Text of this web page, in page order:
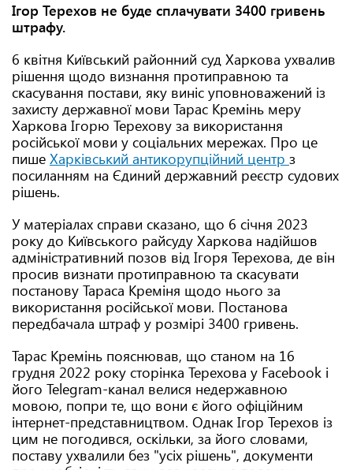
Ігор Терехов не буде сплачувати 3400 гривень
штрафу.
6 квітня Київський районний суд Харкова ухвалив
рішення щодо визнання протиправною та
скасування постави, яку виніс уповноважений із
захисту державної мови Тарас Кремінь меру
Харкова Ігорю Терехову за використання
російської мови у соціальних мережах. Про це
пише Харківський антикорупційний центр з
посиланням на Єдиний державний реєстр судових
рішень.
У матеріалах справи сказано, що 6 січня 2023
року до Київського райсуду Харкова надійшов
адміністративний позов від Ігоря Терехова, де він
просив визнати протиправною та скасувати
постанову Тараса Креміня щодо нього за
використання російської мови. Постанова
передбачала штраф у розмірі 3400 гривень.
Тарас Кремінь пояснював, що станом на 16
грудня 2022 року сторінка Терехова у Facebook і
його Telegram-канал велися недержавною
мовою, попри те, що вони є його офіційним
інтернет-представництвом. Однак Ігор Терехов із
цим не погодився, оскільки, за його словами,
поставу ухвалили без "усіх рішень", документи